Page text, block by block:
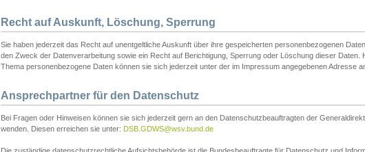
Recht auf Auskunft, Löschung, Sperrung
Sie haben jederzeit das Recht auf unentgeltliche Auskunft über ihre gespeicherten personenbezogenen
den Zweck der Datenverarbeitung sowie ein Recht auf Berichtigung, Sperrung oder Löschung dieser Daten.
Thema personenbezogene Daten können sie sich jederzeit unter der im Impressum angegebenen Adresse
Ansprechpartner für den Datenschutz
Bei Fragen oder Hinweisen können sie sich jederzeit gern an den Datenschutzbeauftragten der
wenden. Diesen erreichen sie unter: DSB.GDWS@wsv.bund.de